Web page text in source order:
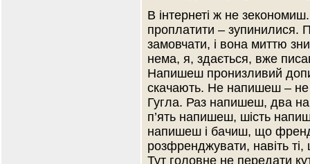
В інтернеті ж не
проплатити – зупинилися.
замовчати, і вона миттю
нема, я, здається, вже
Напишеш пронизливий
скачають. Не напишеш – не
Гугла. Раз напишеш, два
п’ять напишеш, шість
напишеш і бачиш, що
розфренджувати, навіть
Тут головне не передати